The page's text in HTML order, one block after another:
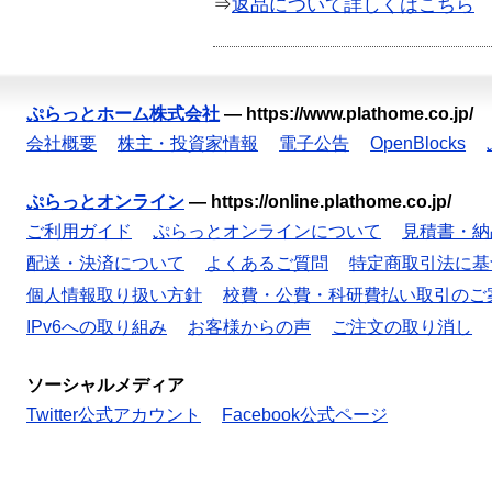
⇒返品について詳しくはこちら
ぷらっとホーム株式会社 — https://www.plathome.co.jp/
会社概要
株主・投資家情報 電子公告 OpenBlocks
ぷらっとオンライン — https://online.plathome.co.jp/
ご利用ガイド
ぷらっとオンラインについて
見積書・
配送・決済について
よくあるご質問
特定商取引法に
個人情報取り扱い方針
校費・公費・科研費払い取引のご
IPv6への取り組み
お客様からの声 ご注文の取り消し
ソーシャルメディア
Twitter公式アカウント
Facebook公式ページ